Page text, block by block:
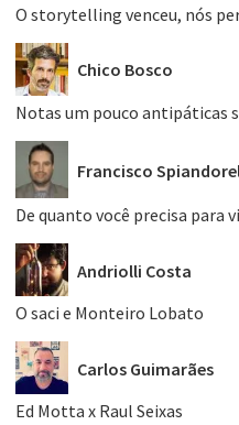
O storytelling venceu, nós
Chico Bosco
Notas um pouco antipáticas
Francisco
De quanto você precisa para
Andriolli Costa
O saci e Monteiro Lobato
Carlos Guimarães
Ed Motta x Raul Seixas